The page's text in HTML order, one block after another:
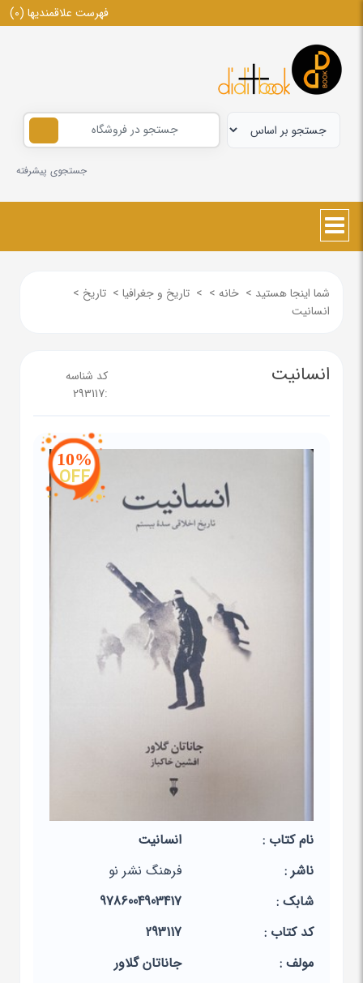
فهرست علاقمندیها (0)
جستجوی پیشرفته
شما اینجا هستید > خانه >
> تاریخ و جغرافیا > تاریخ >
انسانیت
انسانیت
کد شناسه
:
293117
10%
OFF
نام کتاب :
انسانیت
ناشر :
فرهنگ نشر نو
شابک :
9786004903417
کد کتاب :
293117
مولف :
جاناتان گلاور